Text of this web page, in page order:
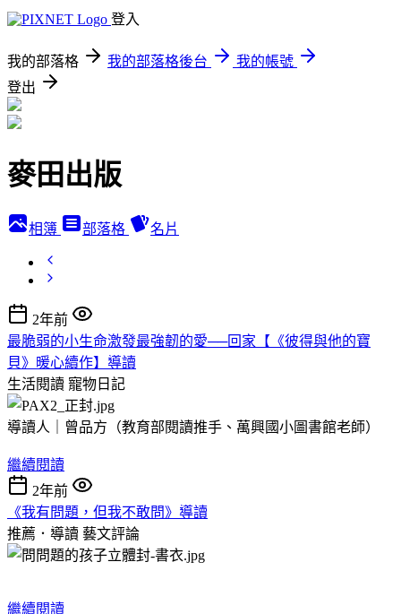
登入
我的部落格 我的部落格後台
我的帳號
登出
麥田出版
相簿 部落格 名片
2年前
最脆弱的小生命激發最強韌的愛──回家【《彼得與他的寶
貝》暖心續作】導讀
生活閱讀 寵物日記
導讀人｜曾品方（教育部閱讀推手、萬興國小圖書館老師）
繼續閱讀
2年前
《我有問題，但我不敢問》導讀
推薦．導讀 藝文評論
繼續閱讀